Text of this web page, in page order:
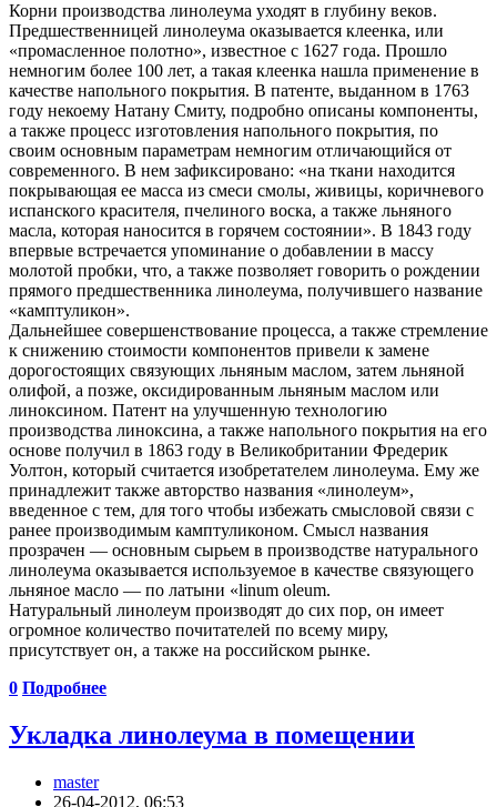
Корни производства линолеума уходят в глубину веков.
Предшественницей линолеума оказывается клеенка, или
«промасленное полотно», известное с 1627 года. Прошло
немногим более 100 лет, а такая клеенка нашла применение в
качестве напольного покрытия. В патенте, выданном в 1763
году некоему Натану Смиту, подробно описаны компоненты,
а также процесс изготовления напольного покрытия, по
своим основным параметрам немногим отличающийся от
современного. В нем зафиксировано: «на ткани находится
покрывающая ее масса из смеси смолы, живицы, коричневого
испанского красителя, пчелиного воска, а также льняного
масла, которая наносится в горячем состоянии». В 1843 году
впервые встречается упоминание о добавлении в массу
молотой пробки, что, а также позволяет говорить о рождении
прямого предшественника линолеума, получившего название
«камптуликон».
Дальнейшее совершенствование процесса, а также стремление
к снижению стоимости компонентов привели к замене
дорогостоящих связующих льняным маслом, затем льняной
олифой, а позже, оксидированным льняным маслом или
линоксином. Патент на улучшенную технологию
производства линоксина, а также напольного покрытия на его
основе получил в 1863 году в Великобритании Фредерик
Уолтон, который считается изобретателем линолеума. Ему же
принадлежит также авторство названия «линолеум»,
введенное с тем, для того чтобы избежать смысловой связи с
ранее производимым камптуликоном. Смысл названия
прозрачен — основным сырьем в производстве натурального
линолеума оказывается используемое в качестве связующего
льняное масло — по латыни «linum oleum.
Натуральный линолеум производят до сих пор, он имеет
огромное количество почитателей по всему миру,
присутствует он, а также на российском рынке.
0 Подробнее
Укладка линолеума в помещении
master
26-04-2012, 06:53